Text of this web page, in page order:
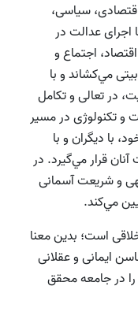
سياسى،
اجراى عدالت در
اجتماع و
مي‌كشاند و با
در تعالى و تكامل
و تكنولوژى در مسير
با ديگران و با
قرار مي‌گيرد. در
و شريعت آسمانى
مي‌كند.
است؛ بدين معنا
ايمانى و عقلانى
در جامعه محقق